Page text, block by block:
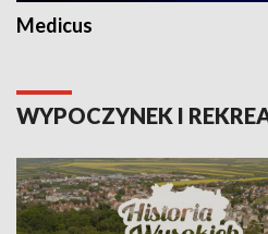
Medicus
WYPOCZYNEK I